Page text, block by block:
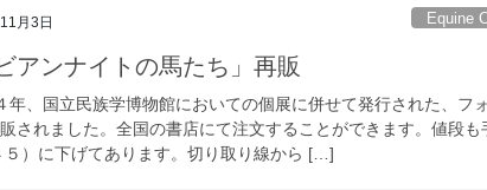
月3日 Equine
アンナイトの馬たち」再販
年、国立民族学博物館においての個展に併せて発行された、フ
されました。全国の書店にて注文することができます。値段も
５）に下げてあります。切り取り線から […]